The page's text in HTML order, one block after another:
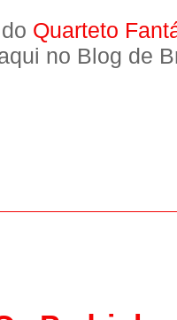
Quarteto
no Blog de